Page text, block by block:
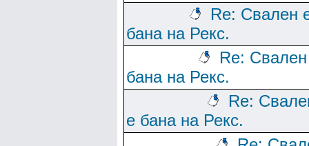
Re: Свален
бана на Рекс.
Re:
бана на Рекс.
Re:
е бана на Рекс.